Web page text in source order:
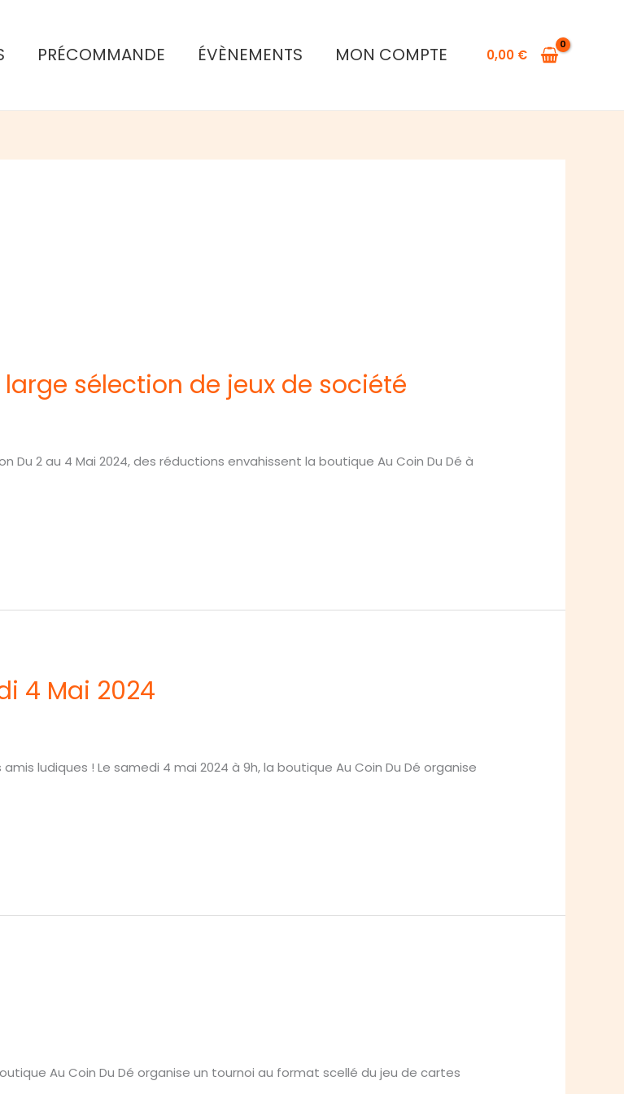
PRÉCOMMANDE ÉVÈNEMENTS MON COMPTE 0,00 €
sélection de jeux de société
Du 2 au 4 Mai 2024, des réductions envahissent la boutique Au Coin Du Dé à
4 Mai 2024
ludiques ! Le samedi 4 mai 2024 à 9h, la boutique Au Coin Du Dé organise
Au Coin Du Dé organise un tournoi au format scellé du jeu de cartes